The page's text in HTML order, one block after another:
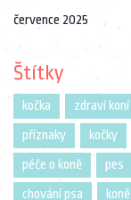
července 2025
Štítky
kočka zdraví koní
příznaky
kočky
péče o koně
pes
chování psa
koně